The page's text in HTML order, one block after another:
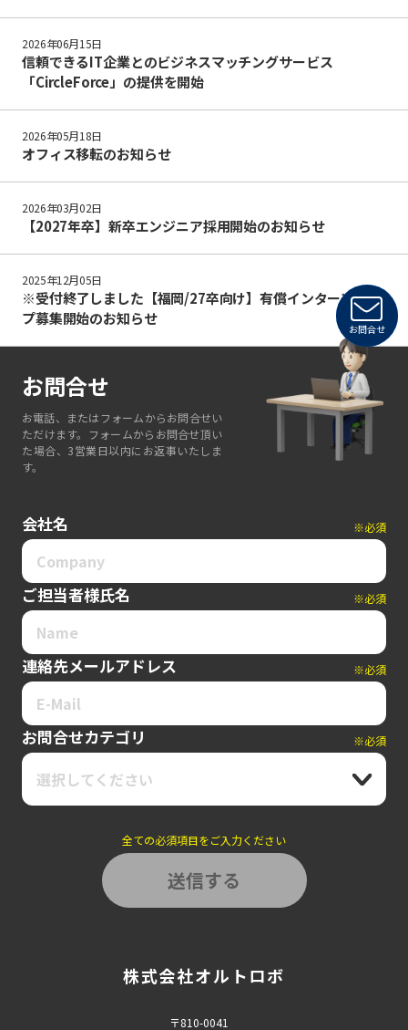
信頼できるIT企業とのビジネスマッチングサービス
「CircleForce」の提供を開始
2026年06月15日
オフィス移転のお知らせ
2026年05月18日
【2027年卒】新卒エンジニア採用開始のお知らせ
2026年03月02日
※受付終了しました【福岡/27卒向け】有償インターンシッ
プ募集開始のお知らせ
2025年12月05日
お問合せ
お問合せ
お電話、またはフォームからお問合せい
ただけます。フォームからお問合せ頂い
た場合、3営業日以内にお返事いたしま
す。
会社名 ※必須
ご担当者様氏名 ※必須
連絡先メールアドレス ※必須
お問合せカテゴリ ※必須
選択してください
全ての必須項目をご入力ください
株式会社オルトロボ
〒810-0041